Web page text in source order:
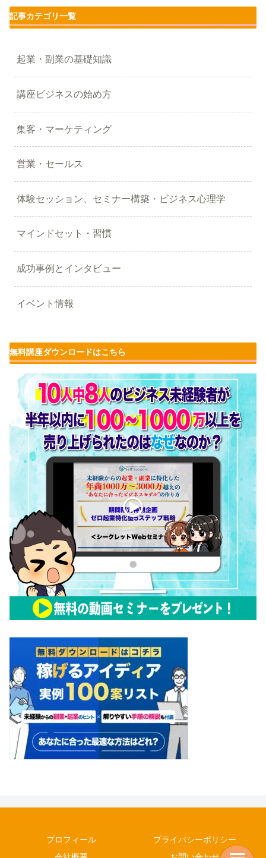
記事カテゴリ一覧
起業・副業の基礎知識
講座ビジネスの始め方
集客・マーケティング
営業・セールス
体験セッション、セミナー構築・ビジネス心理学
マインドセット・習慣
成功事例とインタビュー
イベント情報
無料講座ダウンロードはこちら
プロフィール
プライバシーポリシー